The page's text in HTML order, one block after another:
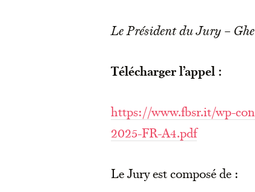
Le Président du Jury –
Télécharger l’appel :
https://www.fbsr.it/wp-
2025-FR-A4.pdf
Le Jury est composé de :